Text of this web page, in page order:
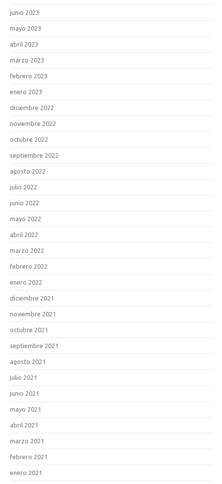
junio 2023
mayo 2023
abril 2023
marzo 2023
febrero 2023
enero 2023
diciembre 2022
noviembre 2022
octubre 2022
septiembre 2022
agosto 2022
julio 2022
junio 2022
mayo 2022
abril 2022
marzo 2022
febrero 2022
enero 2022
diciembre 2021
noviembre 2021
octubre 2021
septiembre 2021
agosto 2021
julio 2021
junio 2021
mayo 2021
abril 2021
marzo 2021
febrero 2021
enero 2021